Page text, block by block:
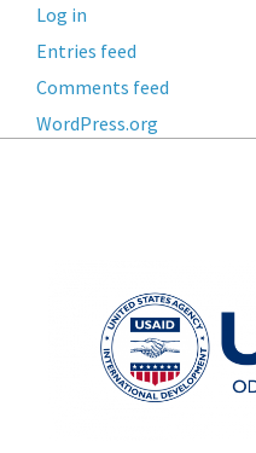
Log in
Entries feed
Comments feed
WordPress.org